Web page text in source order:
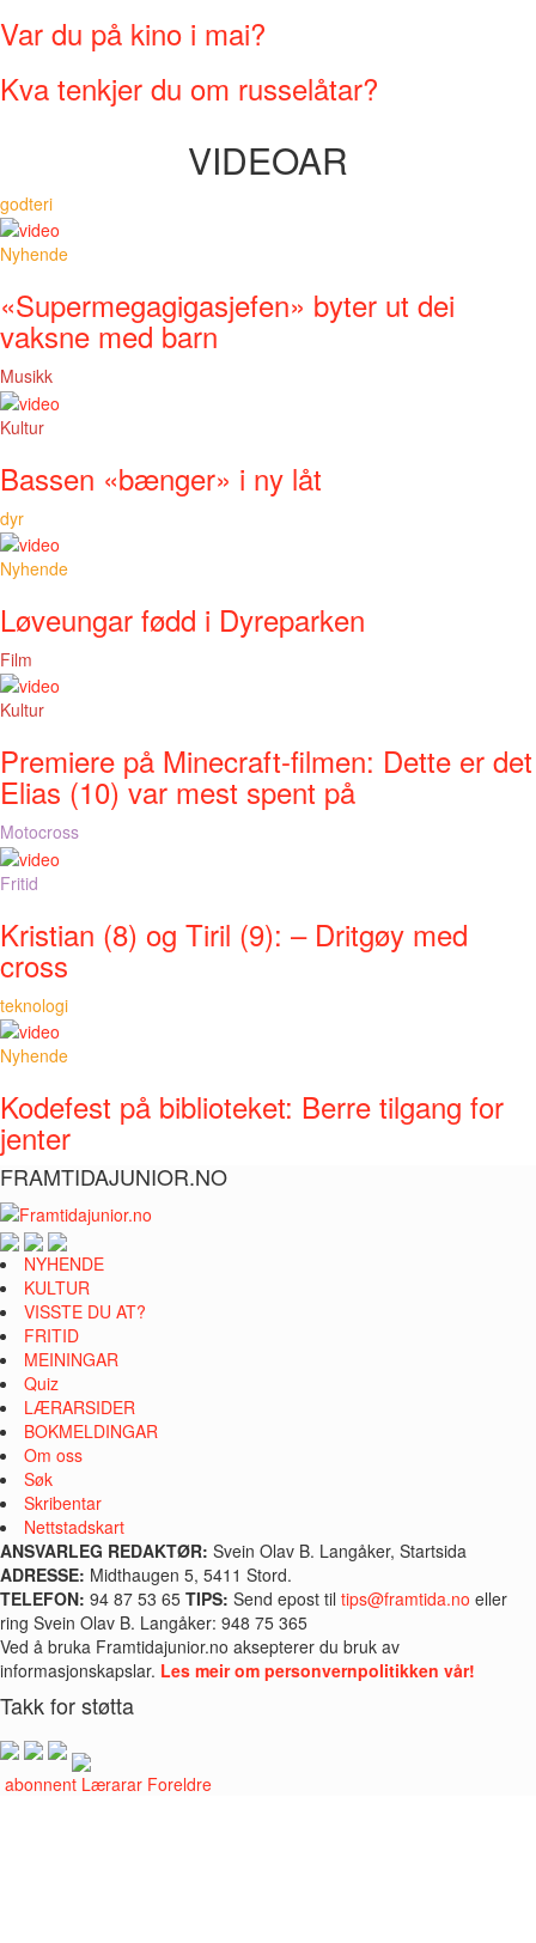
Var du på kino i mai?
Kva tenkjer du om russelåtar?
VIDEOAR
godteri
Nyhende
«Supermegagigasjefen» byter ut dei
vaksne med barn
Musikk
Kultur
Bassen «bænger» i ny låt
dyr
Nyhende
Løveungar fødd i Dyreparken
Film
Kultur
Premiere på Minecraft-filmen: Dette er det
Elias (10) var mest spent på
Motocross
Fritid
Kristian (8) og Tiril (9): – Dritgøy med
cross
teknologi
Nyhende
Kodefest på biblioteket: Berre tilgang for
jenter
FRAMTIDAJUNIOR.NO
NYHENDE
KULTUR
VISSTE DU AT?
FRITID
MEININGAR
Quiz
LÆRARSIDER
BOKMELDINGAR
Om oss
Søk
Skribentar
Nettstadskart
ANSVARLEG REDAKTØR: Svein Olav B. Langåker, Startsida
ADRESSE: Midthaugen 5, 5411 Stord.
TELEFON: 94 87 53 65 TIPS: Send epost til tips@framtida.no eller
ring Svein Olav B. Langåker: 948 75 365
Ved å bruka Framtidajunior.no aksepterer du bruk av
informasjonskapslar. Les meir om personvernpolitikken vår!
Takk for støtta
abonnent Lærarar Foreldre